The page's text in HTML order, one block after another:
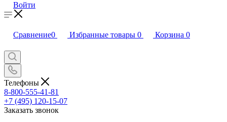
Войти
Сравнение0 Избранные товары 0 Корзина 0
Телефоны
8-800-555-41-81
+7 (495) 120-15-07
Заказать звонок